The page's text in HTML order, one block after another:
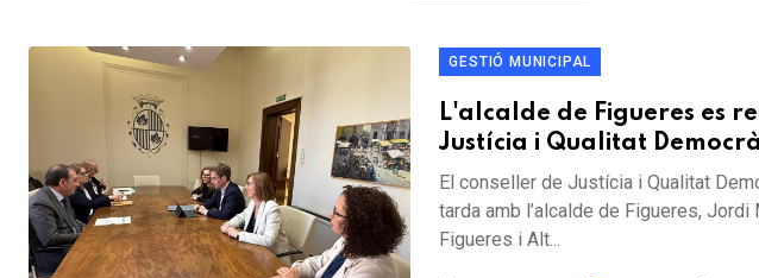
GESTIÓ MUNICIPAL
L'alcalde de Figueres es
Justícia i Qualitat
El conseller de Justícia i Qualitat
tarda amb l’alcalde de Figueres, Jordi
Figueres i Alt...